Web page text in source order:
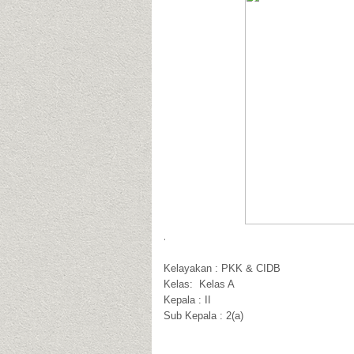
.
Kelayakan : PKK & CIDB
Kelas: Kelas A
Kepala : II
Sub Kepala : 2(a)